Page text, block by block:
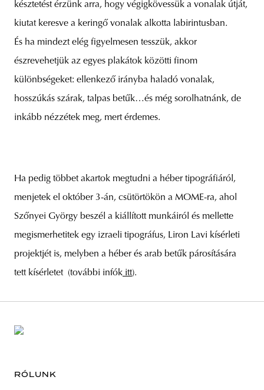
késztetést érzünk arra, hogy végigkövessük a vonalak útját,
kiutat keresve a keringő vonalak alkotta labirintusban.
És ha mindezt elég figyelmesen tesszük, akkor
észrevehetjük az egyes plakátok közötti finom
különbségeket: ellenkező irányba haladó vonalak,
hosszúkás szárak, talpas betűk…és még sorolhatnánk, de
inkább nézzétek meg, mert érdemes.
Ha pedig többet akartok megtudni a héber tipográfiáról,
menjetek el október 3-án, csütörtökön a MOME-ra, ahol
Szőnyei György beszél a kiállított munkáiról és mellette
megismerhetitek egy izraeli tipográfus, Liron Lavi kísérleti
projektjét is, melyben a héber és arab betűk párosítására
tett kísérletet (további infók itt).
RÓLUNK